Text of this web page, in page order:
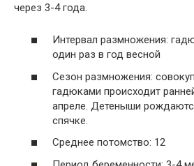
через 3-4 года.
Интервал размножения:
один раз в год весной
Сезон размножения:
гадюками происходит
апреле. Детеныши
спячке.
Среднее потомство: 12